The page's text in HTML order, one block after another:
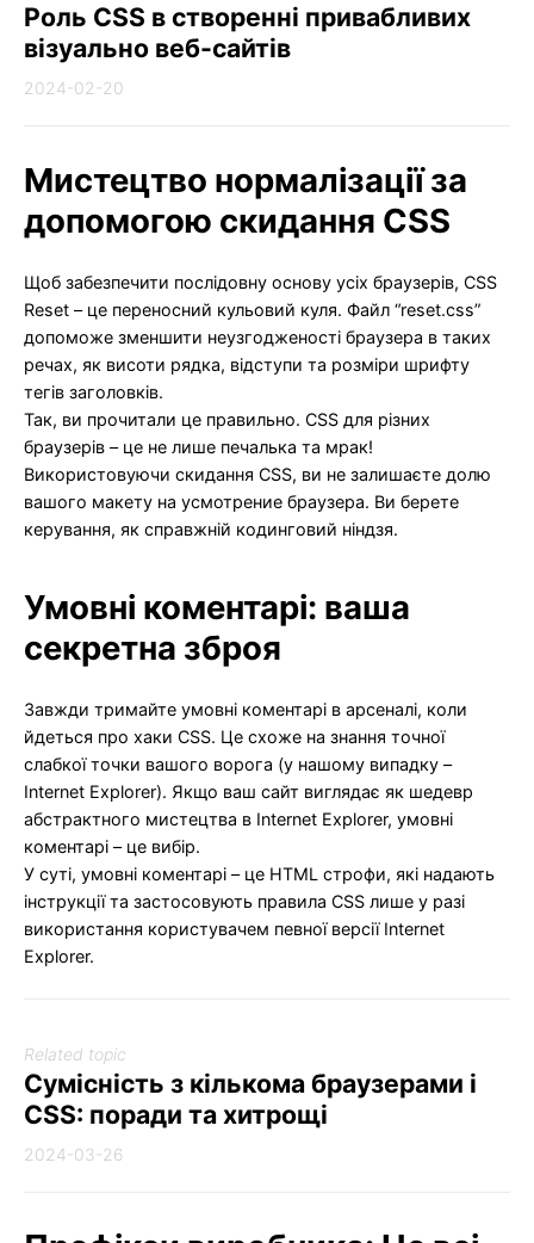
Роль CSS в створенні привабливих
візуально веб-сайтів
2024-02-20
Мистецтво нормалізації за
допомогою скидання CSS
Щоб забезпечити послідовну основу усіх браузерів, CSS
Reset – це переносний кульовий куля. Файл “reset.css”
допоможе зменшити неузгодженості браузера в таких
речах, як висоти рядка, відступи та розміри шрифту
тегів заголовків.
Так, ви прочитали це правильно. CSS для різних
браузерів – це не лише печалька та мрак!
Використовуючи скидання CSS, ви не залишаєте долю
вашого макету на усмотрение браузера. Ви берете
керування, як справжній кодинговий ніндзя.
Умовні коментарі: ваша
секретна зброя
Завжди тримайте умовні коментарі в арсеналі, коли
йдеться про хаки CSS. Це схоже на знання точної
слабкої точки вашого ворога (у нашому випадку –
Internet Explorer). Якщо ваш сайт виглядає як шедевр
абстрактного мистецтва в Internet Explorer, умовні
коментарі – це вибір.
У суті, умовні коментарі – це HTML строфи, які надають
інструкції та застосовують правила CSS лише у разі
використання користувачем певної версії Internet
Explorer.
Related topic
Сумісність з кількома браузерами і
CSS: поради та хитрощі
2024-03-26